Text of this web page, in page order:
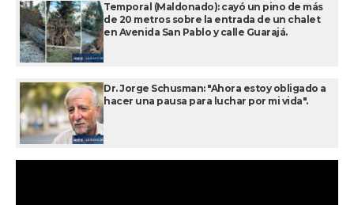
Temporal (Maldonado): cayó un pino de más
de 20 metros sobre la entrada de un chalet
en Avenida San Pablo y calle Guarajá.
Dr. Jorge Schusman: "Ahora estoy obligado a
hacer una pausa para luchar por mi vida".